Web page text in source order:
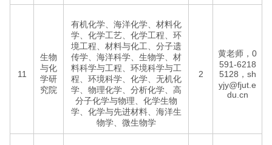
11
生物
与化
学研
究院
有机化学、海洋化学、材料化
学、化学工艺、化学工程、环
境工程、材料与化工、分子遗
传学、海洋科学、生物学、材
料科学与工程、环境科学与工
程、环境科学、化学、无机化
学、物理化学、分析化学、高
分子化学与物理、化学生物
学、化学与先进材料、海洋生
物学、微生物学
2
黄老师，0
591-6218
5128，sh
yjy@fjut.e
du.cn